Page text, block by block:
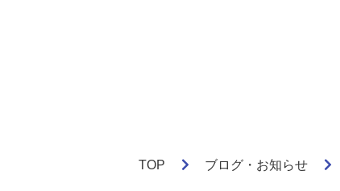
TOP ブログ・お知らせ